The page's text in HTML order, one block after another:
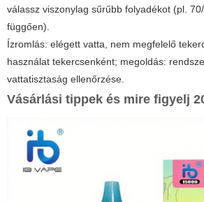
válassz viszonylag sűrűbb folyadékot (pl.
függően).
Ízromlás: elégett vatta, nem megfelelő
használat tekercsenként; megoldás:
vattatisztaság ellenőrzése.
Vásárlási tippek és mire figyelj